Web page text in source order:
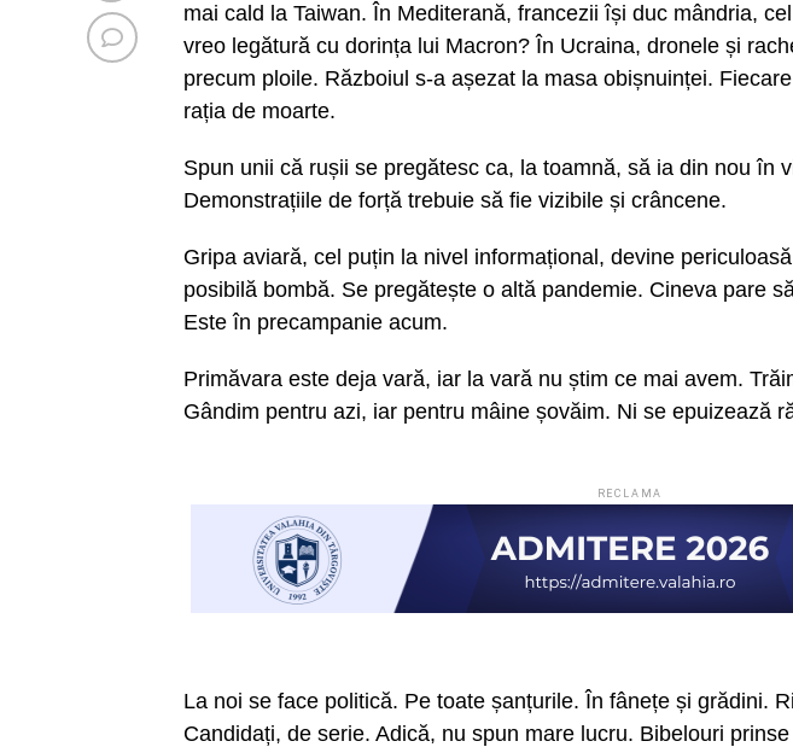
mai cald la Taiwan. În Mediterană, francezii își duc mândria,
vreo legătură cu dorința lui Macron? În Ucraina, dronele și
precum ploile. Războiul s-a așezat la masa obișnuinței.
rația de moarte.
Spun unii că rușii se pregătesc ca, la toamnă, să ia din nou în
Demonstrațiile de forță trebuie să fie vizibile și crâncene.
Gripa aviară, cel puțin la nivel informațional, devine
posibilă bombă. Se pregătește o altă pandemie. Cineva pare
Este în precampanie acum.
Primăvara este deja vară, iar la vară nu știm ce mai avem.
Gândim pentru azi, iar pentru mâine șovăim. Ni se epuizează
RECLAMA
La noi se face politică. Pe toate șanțurile. În fânețe și grădini.
Candidați, de serie. Adică, nu spun mare lucru. Bibelouri